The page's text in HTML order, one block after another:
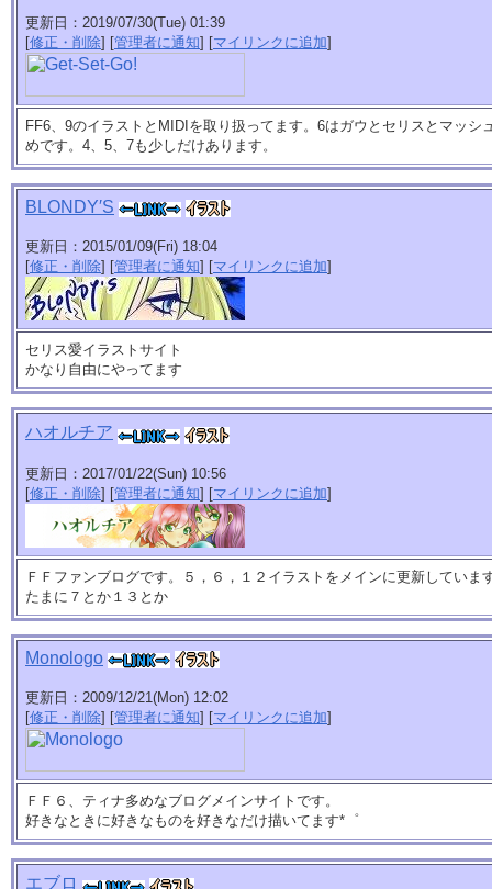
更新日：2019/07/30(Tue) 01:39
[修正・削除] [管理者に通知] [マイリンクに追加]
FF6、9のイラストとMIDIを取り扱ってます。6はガウとセリスとマッシ
めです。4、5、7も少しだけあります。
BLONDY′S
更新日：2015/01/09(Fri) 18:04
[修正・削除] [管理者に通知] [マイリンクに追加]
セリス愛イラストサイト
かなり自由にやってます
ハオルチア
更新日：2017/01/22(Sun) 10:56
[修正・削除] [管理者に通知] [マイリンクに追加]
ＦＦファンブログです。５，６，１２イラストをメインに更新していま
たまに７とか１３とか
Monologo
更新日：2009/12/21(Mon) 12:02
[修正・削除] [管理者に通知] [マイリンクに追加]
ＦＦ６、ティナ多めなブログメインサイトです。
好きなときに好きなものを好きなだけ描いてます*゜
エブロ